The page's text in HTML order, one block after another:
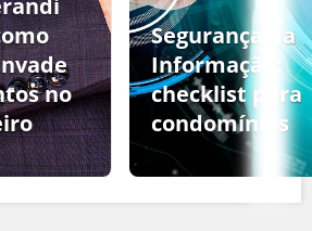
no
Segurança da
Informação:
checklist para
condomínios